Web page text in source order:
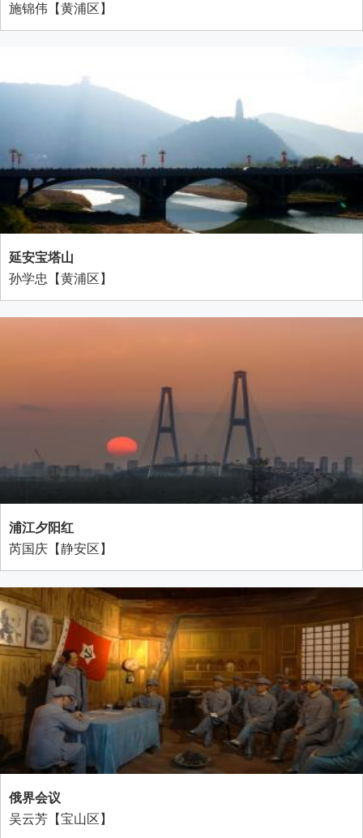
施锦伟【黄浦区】
延安宝塔山
孙学忠【黄浦区】
浦江夕阳红
芮国庆【静安区】
俄界会议
吴云芳【宝山区】